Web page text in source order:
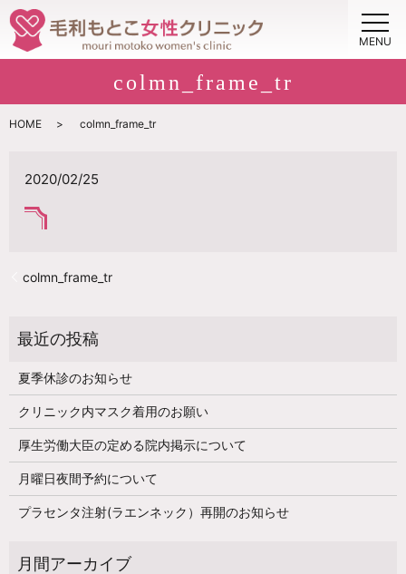
MENU
colmn_frame_tr
HOME colmn_frame_tr
2020/02/25
colmn_frame_tr
夏季休診のお知らせ
クリニック内マスク着用のお願い
厚生労働大臣の定める院内掲示について
月曜日夜間予約について
プラセンタ注射(ラエンネック）再開のお知らせ